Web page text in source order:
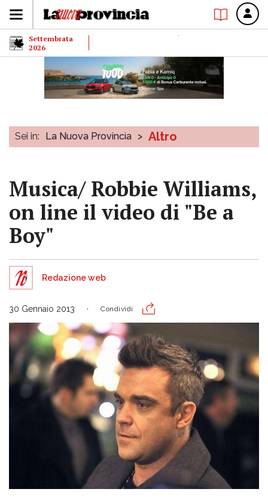
Settembrata
2026
Sei in: La Nuova Provincia > Altro
Musica/ Robbie Williams,
on line il video di "Be a
Boy"
Redazione web
30 Gennaio 2013 Condividi